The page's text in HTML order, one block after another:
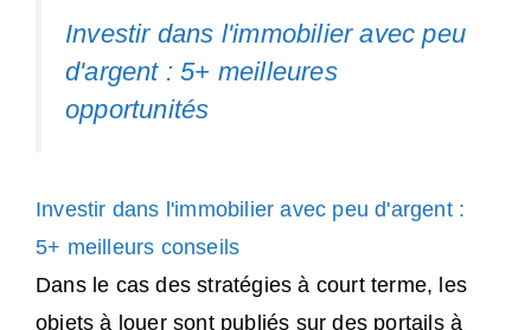
Investir dans l'immobilier avec peu
d'argent : 5+ meilleures
opportunités
Investir dans l'immobilier avec peu d'argent :
5+ meilleurs conseils
Dans le cas des stratégies à court terme, les
objets à louer sont publiés sur des portails à